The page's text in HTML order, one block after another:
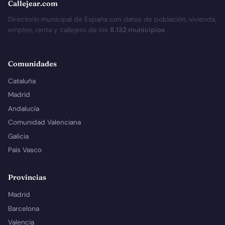
Callejear.com
Directorio municipal de España con datos de población, vivienda,
empleo, renta y callejero de los 8.132 municipios.
Comunidades
Cataluña
Madrid
Andalucía
Comunidad Valenciana
Galicia
País Vasco
Provincias
Madrid
Barcelona
Valencia